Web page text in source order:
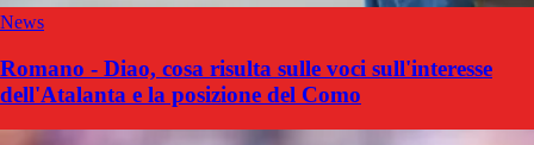
News
Romano - Diao, cosa risulta sulle voci sull'interesse
dell'Atalanta e la posizione del Como